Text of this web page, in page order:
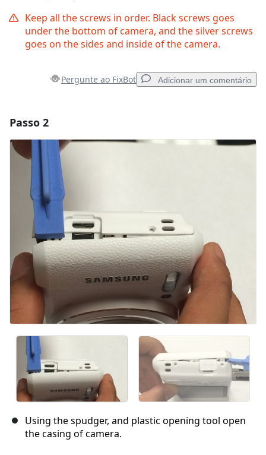
Keep all the screws in order. Black screws goes
under the bottom of camera, and the silver screws
goes on the sides and inside of the camera.
Pergunte ao FixBot Adicionar um comentário
Comentar
Passo 2
Using the spudger, and plastic opening tool open
the casing of camera.